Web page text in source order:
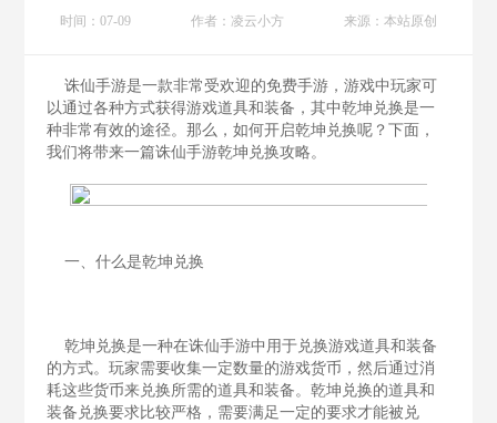
时间：07-09 作者：凌云小方 来源：本站原创
诛仙手游是一款非常受欢迎的免费手游，游戏中玩家可
以通过各种方式获得游戏道具和装备，其中乾坤兑换是一
种非常有效的途径。那么，如何开启乾坤兑换呢？下面，
我们将带来一篇诛仙手游乾坤兑换攻略。
一、什么是乾坤兑换
乾坤兑换是一种在诛仙手游中用于兑换游戏道具和装备
的方式。玩家需要收集一定数量的游戏货币，然后通过消
耗这些货币来兑换所需的道具和装备。乾坤兑换的道具和
装备兑换要求比较严格，需要满足一定的要求才能被兑